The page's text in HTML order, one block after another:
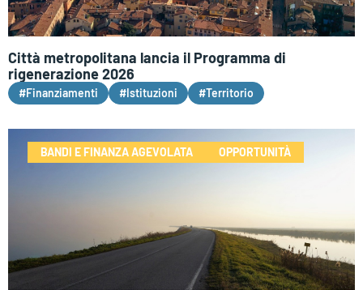
Città metropolitana lancia il Programma di
rigenerazione 2026
#Finanziamenti #Istituzioni #Territorio
BANDI E FINANZA AGEVOLATA OPPORTUNITÀ